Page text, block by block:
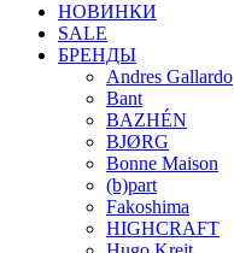
НОВИНКИ
SALE
БРЕНДЫ
Andres Gallardo
Bant
BAZHÉN
BJØRG
Bonne Maison
(b)part
Fakoshima
HIGHCRAFT